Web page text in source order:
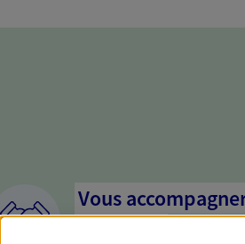
Vous
confiance